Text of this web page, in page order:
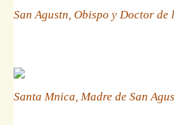
San Agustn, Obispo y Doctor de
Santa Mnica, Madre de San